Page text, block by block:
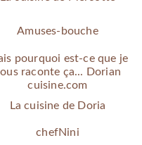
Amuses-bouche
pourquoi est-ce que je
raconte ça... Dorian
cuisine.com
La cuisine de Doria
chefNini